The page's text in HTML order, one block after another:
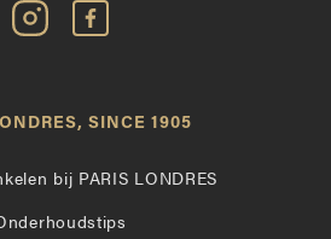
Volg
Paris
Instagram
Vind
op
SINCE 1905
bij PARIS LONDRES